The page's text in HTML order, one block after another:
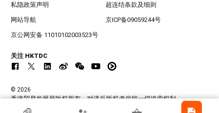
私隐政策声明 超连结条款及细则
网站导航 京ICP备09059244号
京公网安备 11010102003523号
关注 HKTDC
© 2026
香港贸易发展局版权所有，对违反版权者保留一切追索权利 。